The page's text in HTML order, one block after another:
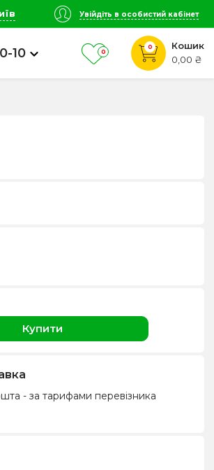
Увійдіть в особистий кабінет
10 0
0
Кошик
0,00 ₴
Купити
- за тарифами перевізника